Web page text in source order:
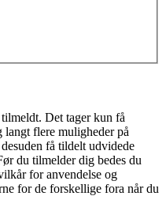
Det tager kun få
flere muligheder på
få tildelt udvidede
du tilmelder dig bedes du
for anvendelse og
for de forskellige fora når du